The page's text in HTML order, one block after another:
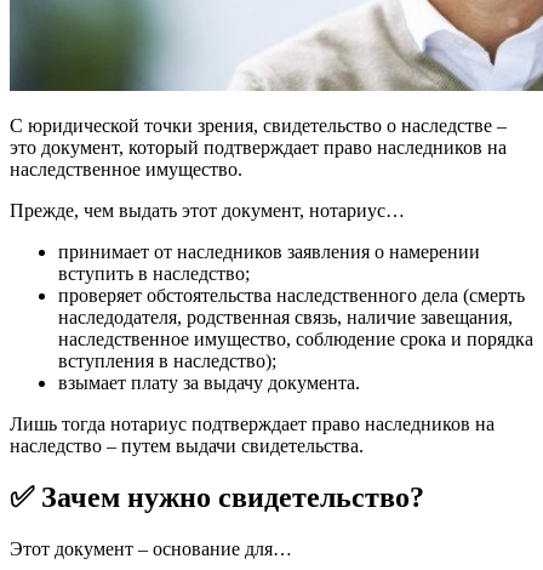
С юридической точки зрения, свидетельство о наследстве –
это документ, который подтверждает право наследников на
наследственное имущество.
Прежде, чем выдать этот документ, нотариус…
принимает от наследников заявления о намерении
вступить в наследство;
проверяет обстоятельства наследственного дела (смерть
наследодателя, родственная связь, наличие завещания,
наследственное имущество, соблюдение срока и порядка
вступления в наследство);
взымает плату за выдачу документа.
Лишь тогда нотариус подтверждает право наследников на
наследство – путем выдачи свидетельства.
✅ Зачем нужно свидетельство?
Этот документ – основание для…